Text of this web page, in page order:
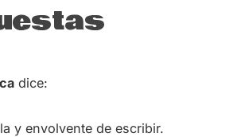
dice:
y envolvente de escribir.